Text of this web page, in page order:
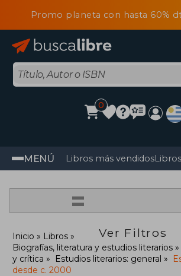
Promo planeta con hasta 60%
0
MENÚ Libros más vendidos
=
Ver Filtros
Inicio
Libros
Biografías, literatura y estudios literarios
y crítica
Estudios literarios: general
desde c. 2000